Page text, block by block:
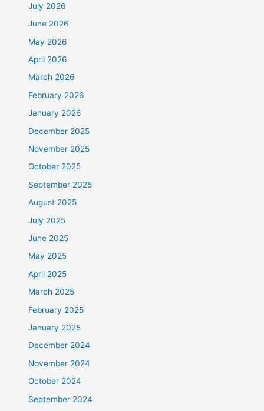
July 2026
June 2026
May 2026
April 2026
March 2026
February 2026
January 2026
December 2025
November 2025
October 2025
September 2025
August 2025
July 2025
June 2025
May 2025
April 2025
March 2025
February 2025
January 2025
December 2024
November 2024
October 2024
September 2024